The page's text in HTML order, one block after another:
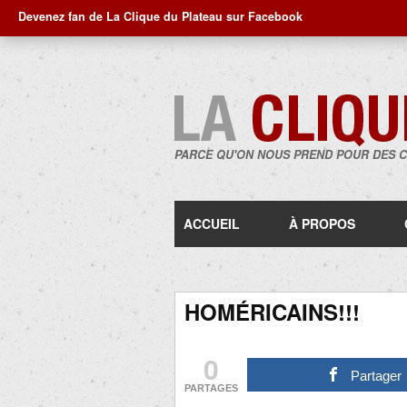
Devenez fan de La Clique du Plateau sur Facebook
PARCE QU'ON NOUS PREND POUR DES
ACCUEIL À PROPOS
HOMÉRICAINS!!!
0
PARTAGES
Partager